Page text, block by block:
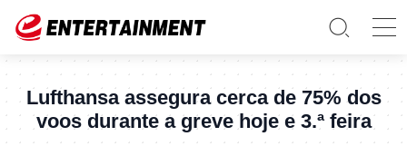
Lufthansa assegura cerca de 75% dos
voos durante a greve hoje e 3.ª feira